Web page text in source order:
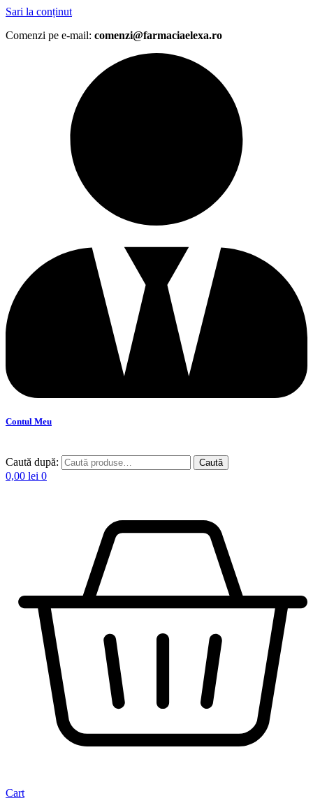
Sari la conținut
Comenzi pe e-mail: comenzi@farmaciaelexa.ro
Contul Meu
Caută după: Caută
0,00 lei 0
Cart